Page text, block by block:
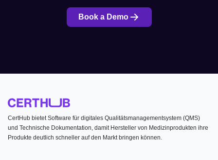
Book a Demo
CertHub bietet Software für digitales Qualitätsmanagementsystem (QMS)
und Technische Dokumentation, damit Hersteller von Medizinprodukten ihre
Produkte deutlich schneller auf den Markt bringen können.